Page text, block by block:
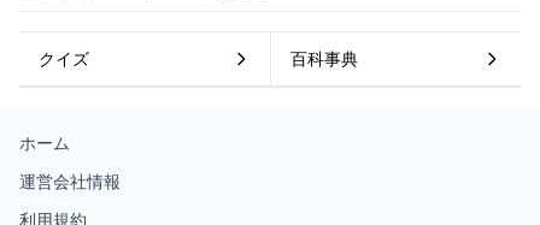
クイズ 百科事典
ホーム
運営会社情報
利用規約